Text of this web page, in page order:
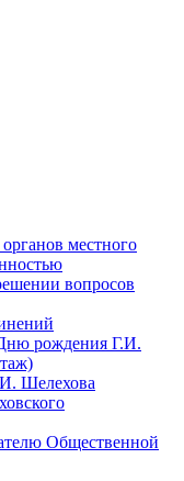
местного
вопросов
рождения Г.И.
Шелехова
Общественной